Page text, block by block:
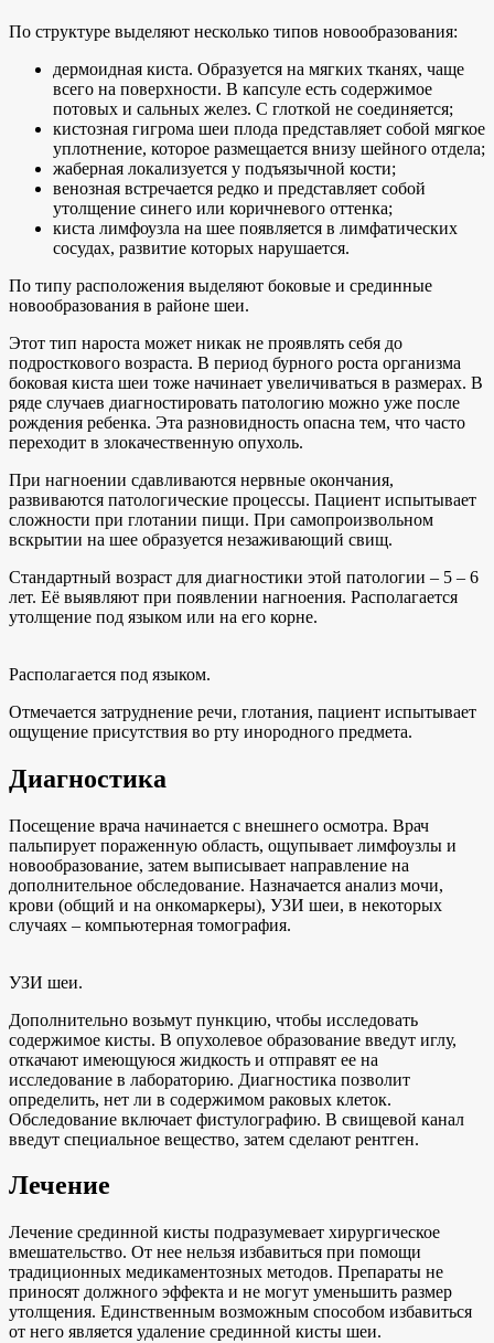
По структуре выделяют несколько типов новообразования:
дермоидная киста. Образуется на мягких тканях, чаще
всего на поверхности. В капсуле есть содержимое
потовых и сальных желез. С глоткой не соединяется;
кистозная гигрома шеи плода представляет собой мягкое
уплотнение, которое размещается внизу шейного отдела;
жаберная локализуется у подъязычной кости;
венозная встречается редко и представляет собой
утолщение синего или коричневого оттенка;
киста лимфоузла на шее появляется в лимфатических
сосудах, развитие которых нарушается.
По типу расположения выделяют боковые и срединные
новообразования в районе шеи.
Этот тип нароста может никак не проявлять себя до
подросткового возраста. В период бурного роста организма
боковая киста шеи тоже начинает увеличиваться в размерах. В
ряде случаев диагностировать патологию можно уже после
рождения ребенка. Эта разновидность опасна тем, что часто
переходит в злокачественную опухоль.
При нагноении сдавливаются нервные окончания,
развиваются патологические процессы. Пациент испытывает
сложности при глотании пищи. При самопроизвольном
вскрытии на шее образуется незаживающий свищ.
Стандартный возраст для диагностики этой патологии – 5 – 6
лет. Её выявляют при появлении нагноения. Располагается
утолщение под языком или на его корне.
Располагается под языком.
Отмечается затруднение речи, глотания, пациент испытывает
ощущение присутствия во рту инородного предмета.
Диагностика
Посещение врача начинается с внешнего осмотра. Врач
пальпирует пораженную область, ощупывает лимфоузлы и
новообразование, затем выписывает направление на
дополнительное обследование. Назначается анализ мочи,
крови (общий и на онкомаркеры), УЗИ шеи, в некоторых
случаях – компьютерная томография.
УЗИ шеи.
Дополнительно возьмут пункцию, чтобы исследовать
содержимое кисты. В опухолевое образование введут иглу,
откачают имеющуюся жидкость и отправят ее на
исследование в лабораторию. Диагностика позволит
определить, нет ли в содержимом раковых клеток.
Обследование включает фистулографию. В свищевой канал
введут специальное вещество, затем сделают рентген.
Лечение
Лечение срединной кисты подразумевает хирургическое
вмешательство. От нее нельзя избавиться при помощи
традиционных медикаментозных методов. Препараты не
приносят должного эффекта и не могут уменьшить размер
утолщения. Единственным возможным способом избавиться
от него является удаление срединной кисты шеи.